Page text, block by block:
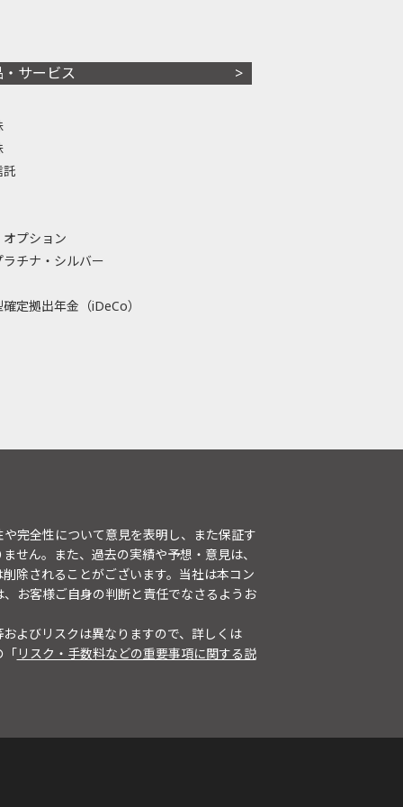
・サービス
託
プション
ラチナ・シルバー
定拠出年金（iDeCo）
完全性について意見を表明し、また保証す
せん。また、過去の実績や予想・意見は、
除されることがございます。当社は本コン
お客様ご自身の判断と責任でなさるようお
よびリスクは異なりますので、詳しくは
「リスク・手数料などの重要事項に関する説